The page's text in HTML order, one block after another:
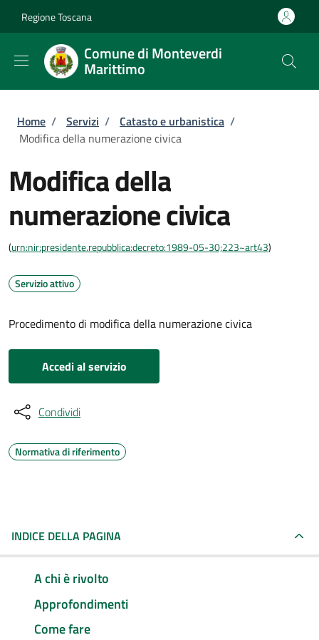
Regione Toscana
Comune di Monteverdi
Marittimo
Briciole di pane
Home / Servizi / Catasto e urbanistica /
Modifica della numerazione civica
Modifica della
numerazione civica
(urn:nir:presidente.repubblica:decreto:1989-05-30;223~art43)
Servizio attivo
Procedimento di modifica della numerazione civica
Accedi al servizio
Condividi
Normativa di riferimento
INDICE DELLA PAGINA
A chi è rivolto
Approfondimenti
Come fare